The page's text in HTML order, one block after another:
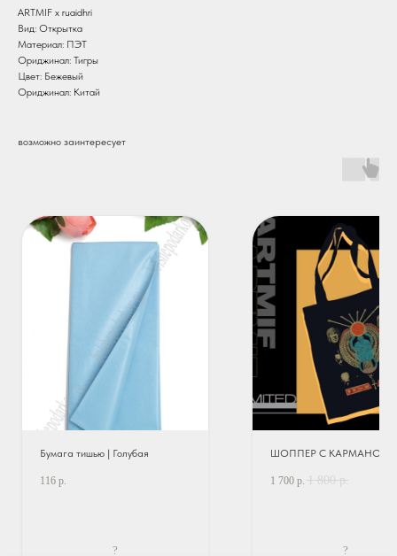
ARTMIF х ruaidhri
Вид: Открытка
Материал: ПЭТ
Ориджинал: Тигры
Цвет: Бежевый
Ориджинал: Китай
возможно заинтересует
Бумага тишью | Голубая
116 р.
?
ШОППЕР С КАРМАНОМ
1 700 р. 1 800 р.
?